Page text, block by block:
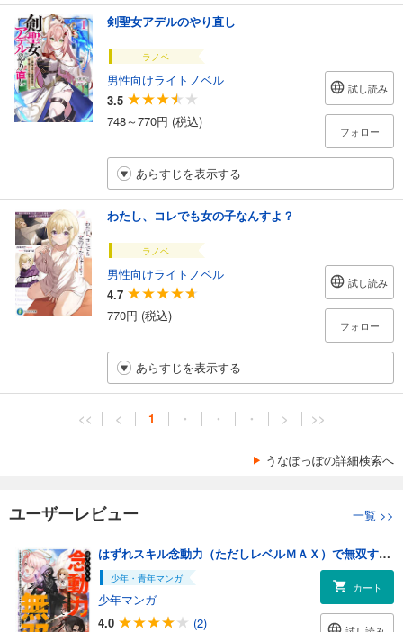
剣聖女アデルのやり直し
ラノベ
男性向けライトノベル
3.5
748～770円 (税込)
試し読み
フォロー
あらすじを表示する
わたし、コレでも女の子なんすよ？
ラノベ
男性向けライトノベル
4.7
770円 (税込)
試し読み
フォロー
あらすじを表示する
<< < 1 ・ ・ ・ > >>
うなぽっぽの詳細検索へ
ユーザーレビュー 一覧 >>
はずれスキル念動力（ただしレベルＭＡＸ）で無双する～手をかざすだけです。詠唱とか必殺技とかいりません。念じるだけで倒せます～(2)
少年・青年マンガ
少年マンガ
4.0
(2)
カート